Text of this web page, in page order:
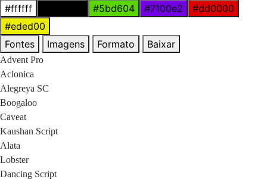
#ffffff
#5bd604 #7100e2
#dd0000
#eded00
Fontes
Imagens Formato Baixar
Advent Pro
Aclonica
Alegreya SC
Boogaloo
Caveat
Kaushan Script
Alata
Lobster
Dancing Script